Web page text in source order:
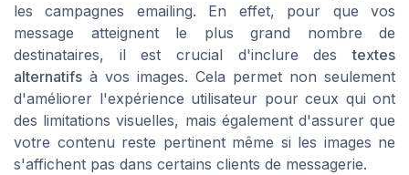
les campagnes emailing. En effet, pour que vos
message atteignent le plus grand nombre de
destinataires, il est crucial d'inclure destextes
alternatifs à vos images. Cela permet non seulement
d'améliorer l'expérience utilisateur pour ceux qui ont
des limitations visuelles, mais également d'assurer que
votre contenu reste pertinent même si les images ne
s'affichent pas dans certains clients de messagerie.